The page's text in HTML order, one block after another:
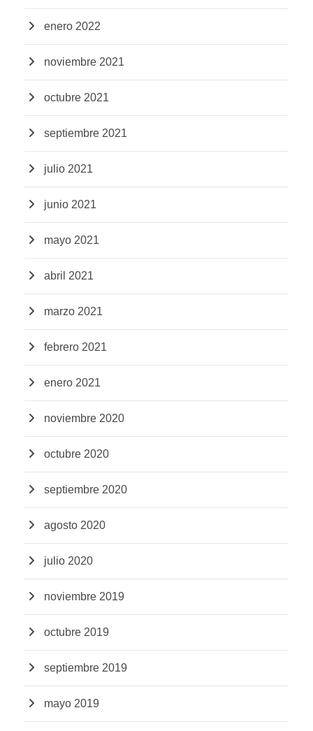
enero 2022
noviembre 2021
octubre 2021
septiembre 2021
julio 2021
junio 2021
mayo 2021
abril 2021
marzo 2021
febrero 2021
enero 2021
noviembre 2020
octubre 2020
septiembre 2020
agosto 2020
julio 2020
noviembre 2019
octubre 2019
septiembre 2019
mayo 2019